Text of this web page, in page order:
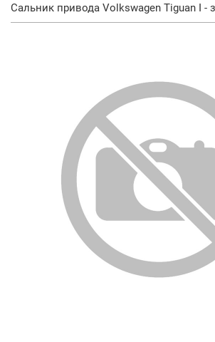
Сальник привода Volkswagen Tiguan I -